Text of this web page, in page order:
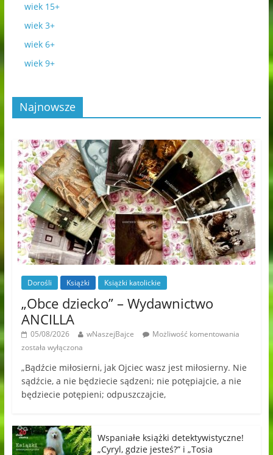
wiek 15+
wiek 3+
wiek 6+
wiek 9+
Najnowsze
Dorośli Książki Książki katolickie
„Obce dziecko” – Wydawnictwo
ANCILLA
05/08/2026 wNaszejBajce
Możliwość komentowania
została wyłączona
„Bądźcie miłosierni, jak Ojciec wasz jest miłosierny. Nie
sądźcie, a nie będziecie sądzeni; nie potępiajcie, a nie
będziecie potępieni; odpuszczajcie,
Wspaniałe książki detektywistyczne!
„Cyryl, gdzie jesteś?” i „Tosia